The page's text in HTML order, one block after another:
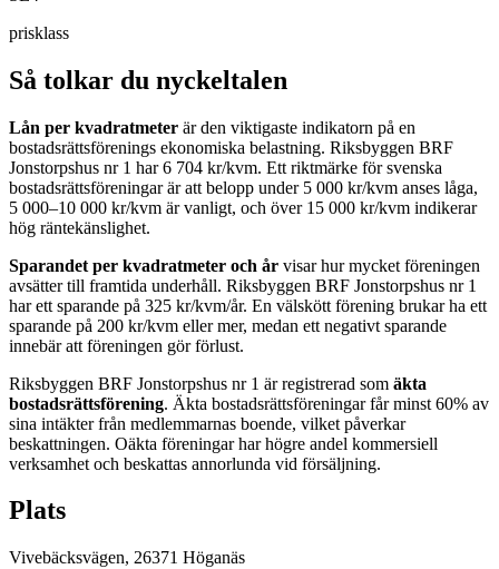
prisklass
Så tolkar du nyckeltalen
Lån per kvadratmeter är den viktigaste indikatorn på en
bostadsrättsförenings ekonomiska belastning. Riksbyggen BRF
Jonstorpshus nr 1 har 6 704 kr/kvm. Ett riktmärke för svenska
bostadsrättsföreningar är att belopp under 5 000 kr/kvm anses låga,
5 000–10 000 kr/kvm är vanligt, och över 15 000 kr/kvm indikerar
hög räntekänslighet.
Sparandet per kvadratmeter och år visar hur mycket föreningen
avsätter till framtida underhåll. Riksbyggen BRF Jonstorpshus nr 1
har ett sparande på 325 kr/kvm/år. En välskött förening brukar ha ett
sparande på 200 kr/kvm eller mer, medan ett negativt sparande
innebär att föreningen gör förlust.
Riksbyggen BRF Jonstorpshus nr 1 är registrerad som äkta
bostadsrättsförening. Äkta bostadsrättsföreningar får minst 60% av
sina intäkter från medlemmarnas boende, vilket påverkar
beskattningen. Oäkta föreningar har högre andel kommersiell
verksamhet och beskattas annorlunda vid försäljning.
Plats
Vivebäcksvägen, 26371 Höganäs